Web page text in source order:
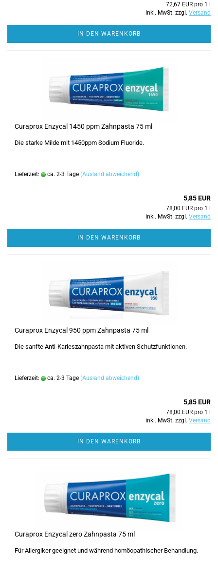
72,67 EUR pro 1 l
inkl. MwSt. zzgl. Versand
IN DEN WARENKORB
Curaprox Enzycal 1450 ppm Zahnpasta 75 ml
Die starke Milde mit 1450ppm Sodium Fluoride.
Lieferzeit: ca. 2-3 Tage (Ausland abweichend)
5,85 EUR
78,00 EUR pro 1 l
inkl. MwSt. zzgl. Versand
IN DEN WARENKORB
Curaprox Enzycal 950 ppm Zahnpasta 75 ml
Die sanfte Anti-Karieszahnpasta mit aktiven Schutzfunktionen.
Lieferzeit: ca. 2-3 Tage (Ausland abweichend)
5,85 EUR
78,00 EUR pro 1 l
inkl. MwSt. zzgl. Versand
IN DEN WARENKORB
Curaprox Enzycal zero Zahnpasta 75 ml
Für Allergiker geeignet und während homöopathischer Behandlung.